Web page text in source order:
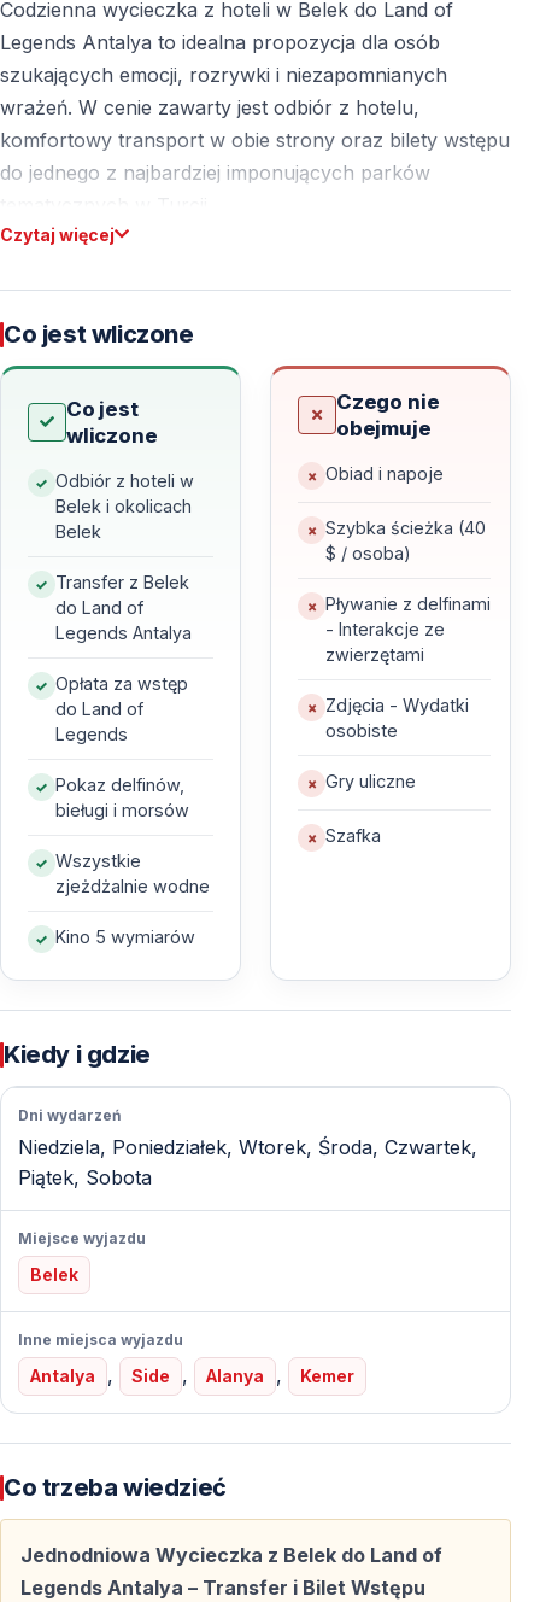
Codzienna wycieczka z hoteli w Belek do Land of
Legends Antalya to idealna propozycja dla osób
szukających emocji, rozrywki i niezapomnianych
wrażeń. W cenie zawarty jest odbiór z hotelu,
komfortowy transport w obie strony oraz bilety wstępu
do jednego z najbardziej imponujących parków
Poznaj Magię Land of Legends Antalya
Land of Legends Antalya to spektakularny świat fantazji
i nowoczesnej rozrywki. Park łączy w sobie
ekscytujące atrakcje, ogromny park wodny, pokazy na
żywo oraz wyjątkowe strefy tematyczne. Każdy,
niezależnie od wieku, znajdzie tu coś dla siebie — od
adrenaliny po relaks i widowiska na światowym
poziomie.
Dlaczego Warto Wybrać Wycieczkę z Belek do
Komfortowy Transport z Hoteli w Belek
zapewniają wygodę i oszczędność czasu — bez
konieczności samodzielnej organizacji dojazdu.
Pakiet z Biletem Wstępu
Transport oraz bilety wstępu do Land of Legends
Antalya są wliczone w cenę — posiłki i napoje nie są
Profesjonalna Organizacja
Doświadczony zespół dba o płynny przebieg
wycieczki, bezpieczeństwo uczestników oraz komfort
przez cały dzień.
Dzień Pełen Atrakcji w Land of Legends
Antalya
Przejażdżki Pełne Emocji
Kolejki górskie, ekstremalne zjeżdżalnie i dynamiczne
Park Wodny
dziecięce — idealne miejsce na ochłodę i zabawę.
Czytaj więcej
Co jest wliczone
Co jest
wliczone
Odbiór z hoteli w
Belek i okolicach
Belek
Transfer z Belek
do Land of
Legends Antalya
Opłata za wstęp
do Land of
Legends
Pokaz delfinów,
bieługi i morsów
Wszystkie
zjeżdżalnie wodne
Kino 5 wymiarów
Czego nie
obejmuje
Obiad i napoje
Szybka ścieżka (40
$ / osoba)
Pływanie z delfinami
- Interakcje ze
zwierzętami
Zdjęcia - Wydatki
osobiste
Gry uliczne
Szafka
Kiedy i gdzie
Dni wydarzeń
Niedziela, Poniedziałek, Wtorek, Środa, Czwartek,
Piątek, Sobota
Miejsce wyjazdu
Belek
Inne miejsca wyjazdu
Antalya , Side , Alanya , Kemer
Co trzeba wiedzieć
Jednodniowa Wycieczka z Belek do Land of
Legends Antalya – Transfer i Bilet Wstępu